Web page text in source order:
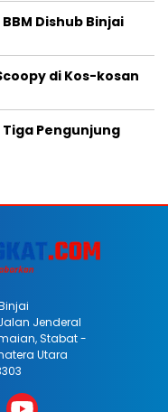
Dishub Binjai
di Kos-kosan
Tiga Pengunjung
Jenderal
Stabat -
Utara